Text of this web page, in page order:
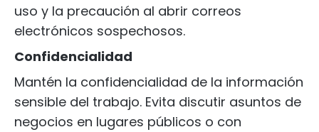
uso y la precaución al abrir correos
electrónicos sospechosos.
Confidencialidad
Mantén la confidencialidad de la información
sensible del trabajo. Evita discutir asuntos de
negocios en lugares públicos o con